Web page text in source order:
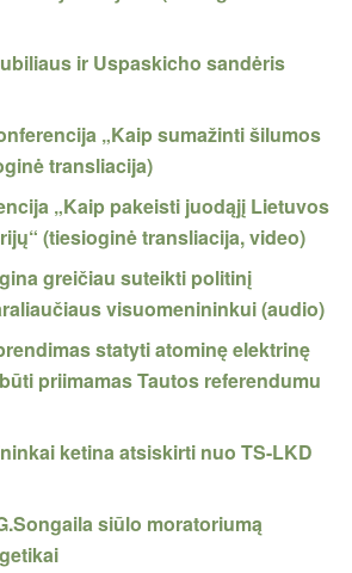
ir Uspaskicho sandėris
„Kaip sumažinti šilumos
transliacija)
„Kaip pakeisti juodąjį Lietuvos
(tiesioginė transliacija, video)
greičiau suteikti politinį
visuomenininkui (audio)
statyti atominę elektrinę
priimamas Tautos referendumu
ketina atsiskirti nuo TS-LKD
siūlo moratoriumą